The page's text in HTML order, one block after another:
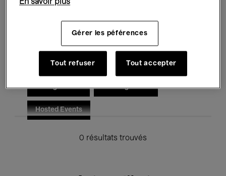
Musique électronique
Pour tous Kids’ Palace
Enseignement Visites guidées
Hosted Events
0 résultats trouvés
En savoir plus
Gérer les péférences
Tout refuser Tout accepter